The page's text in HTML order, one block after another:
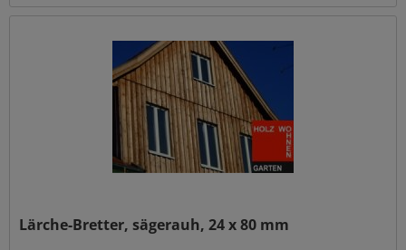
Lärche-Bretter, sägerauh, 24 x 80 mm